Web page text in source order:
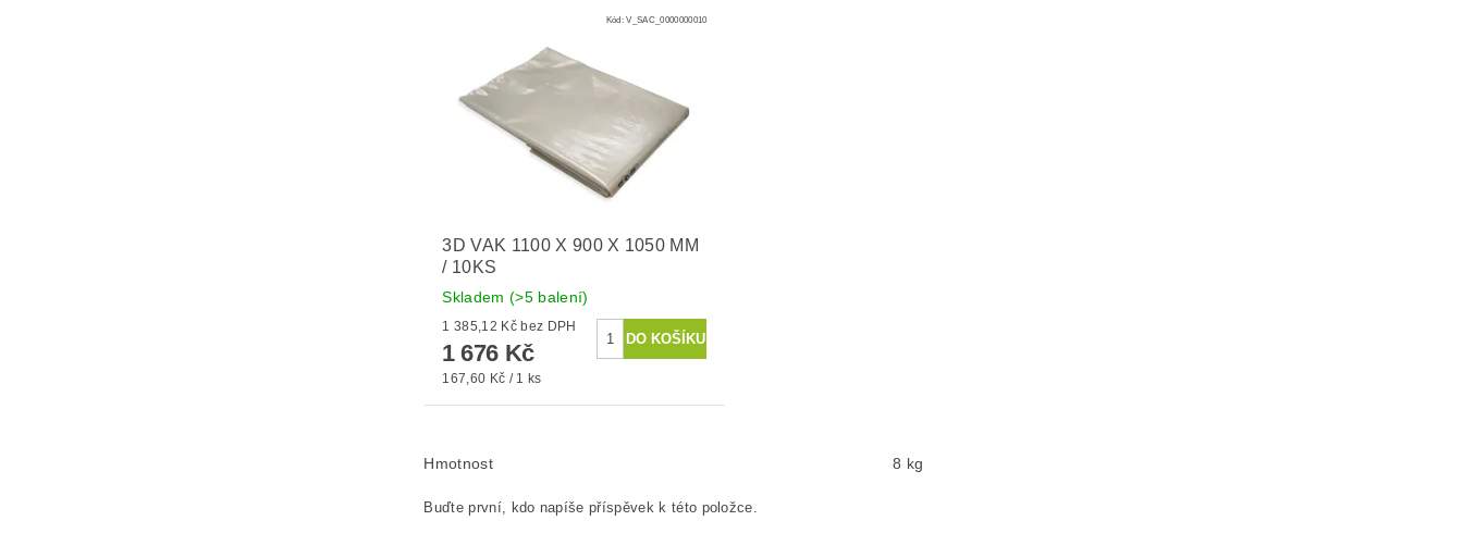
Kód:V_SAC_0000000010
3D VAK 1100 X 900 X 1050 MM
/ 10KS
Skladem (>5 balení)
1 385,12 Kč bez DPH
1 676 Kč
167,60 Kč / 1 ks
Hmotnost 8 kg
Buďte první, kdo napíše příspěvek k této položce.